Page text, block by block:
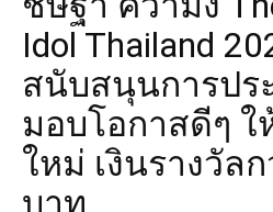
Idol Thailand
สนับสนุนการปร
มอบโอกาสดีๆ
ใหม่ เงินรางวัล
บาท